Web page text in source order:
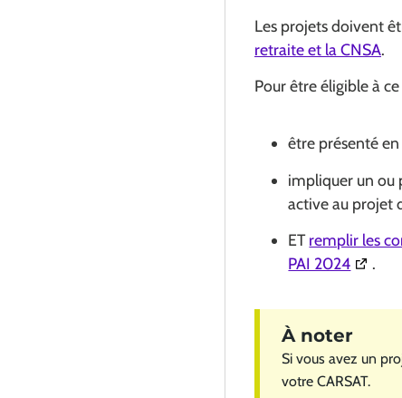
Les projets doivent
retraite et la CNSA.
Pour être éligible à
être présenté
impliquer un ou
active au projet
ETremplir les
PAI 2024
.
Si vous avez un
votre CARSAT.